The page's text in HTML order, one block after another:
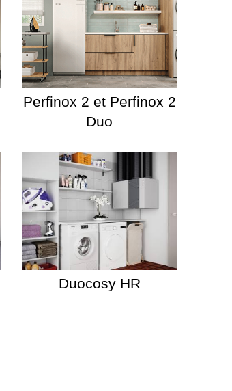
Perfinox 2 et Perfinox 2
Duo
Duocosy HR